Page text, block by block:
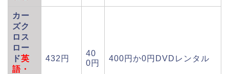
カー
ズク
ロス
ロー
ド英
語 ・
432円
40
0円
400円か0円DVDレンタル